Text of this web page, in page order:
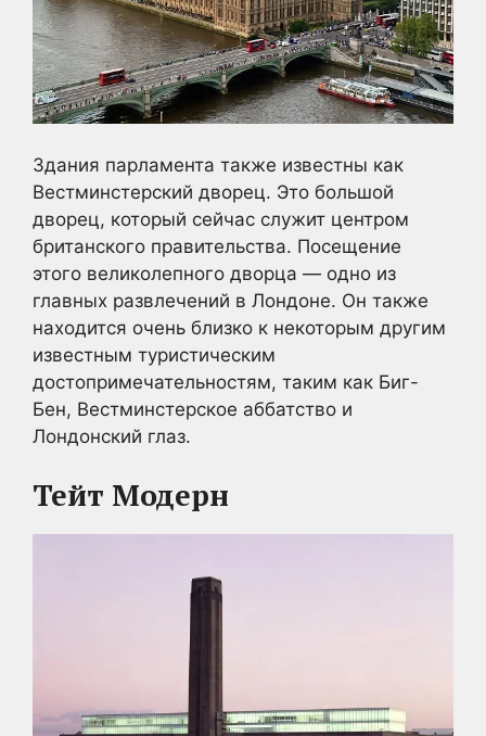
Здания парламента также известны как
Вестминстерский дворец. Это большой
дворец, который сейчас служит центром
британского правительства. Посещение
этого великолепного дворца — одно из
главных развлечений в Лондоне. Он также
находится очень близко к некоторым другим
известным туристическим
достопримечательностям, таким как Биг-
Бен, Вестминстерское аббатство и
Лондонский глаз.
Тейт Модерн